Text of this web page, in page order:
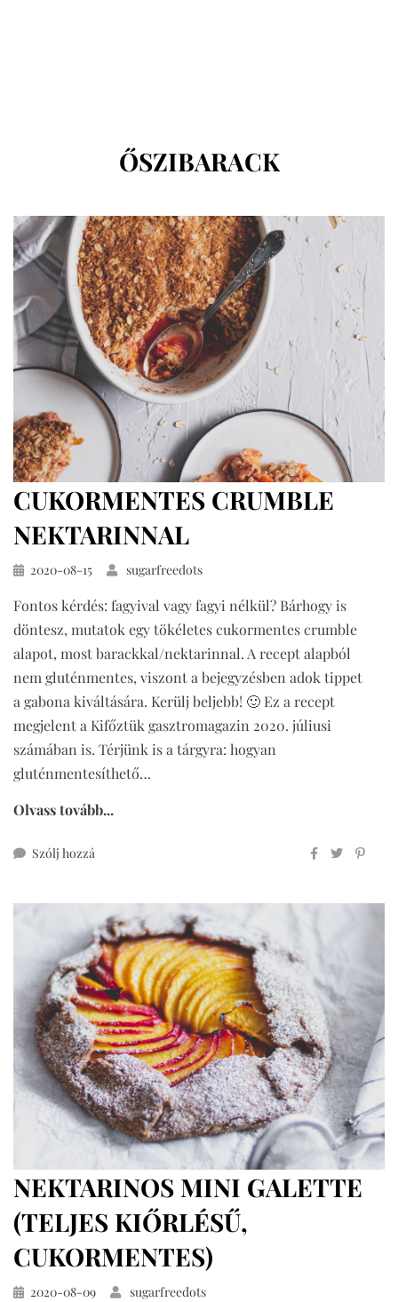
CÍMKE
:
ŐSZIBARACK
CUKORMENTES CRUMBLE
NEKTARINNAL
Közzétéve
2020-08-15 sugarfreedots
Fontos kérdés: fagyival vagy fagyi nélkül? Bárhogy is
döntesz, mutatok egy tökéletes cukormentes crumble
alapot, most barackkal/nektarinnal. A recept alapból
nem gluténmentes, viszont a bejegyzésben adok tippet
a gabona kiváltására. Kerülj beljebb! 🙂 Ez a recept
megjelent a Kifőztük gasztromagazin 2020. júliusi
számában is. Térjünk is a tárgyra: hogyan
gluténmentesíthető…
Olvass tovább...
Szólj hozzá
NEKTARINOS MINI GALETTE
(TELJES KIŐRLÉSŰ,
CUKORMENTES)
Közzétéve
2020-08-09 sugarfreedots